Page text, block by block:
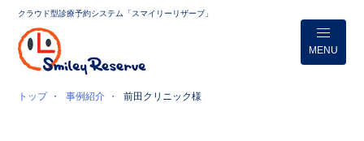
クラウド型診療予約システム「スマイリーリザーブ」
MENU
トップ 事例紹介 前田クリニック様